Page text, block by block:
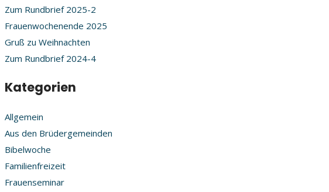
Zum Rundbrief 2025-2
Frauenwochenende 2025
Gruß zu Weihnachten
Zum Rundbrief 2024-4
Kategorien
Allgemein
Aus den Brüdergemeinden
Bibelwoche
Familienfreizeit
Frauenseminar